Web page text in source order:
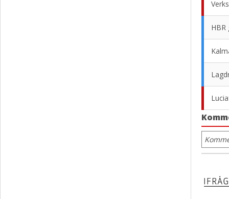
HBR